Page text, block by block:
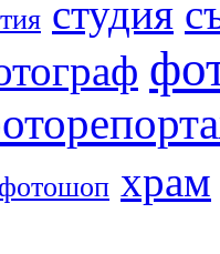
студия
фотошоп храм